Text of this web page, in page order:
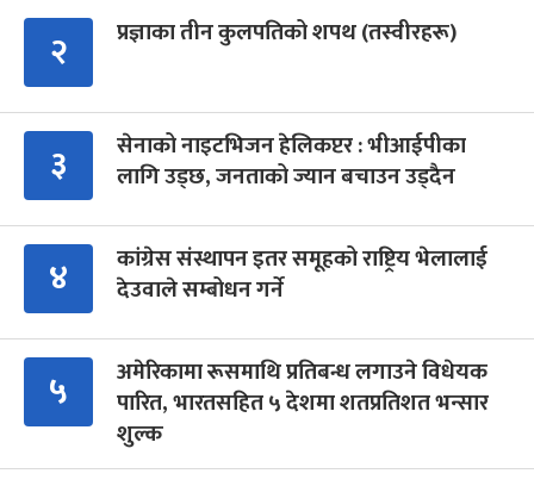
२ प्रज्ञाका तीन कुलपतिको शपथ (तस्वीरहरू)
३
सेनाको नाइटभिजन हेलिकप्टर : भीआईपीका
लागि उड्छ, जनताको ज्यान बचाउन उड्दैन
४
कांग्रेस संस्थापन इतर समूहको राष्ट्रिय भेलालाई
देउवाले सम्बोधन गर्ने
५
अमेरिकामा रूसमाथि प्रतिबन्ध लगाउने विधेयक
पारित, भारतसहित ५ देशमा शतप्रतिशत भन्सार
शुल्क